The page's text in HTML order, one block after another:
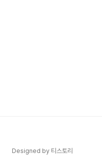
Designed by 티스토리